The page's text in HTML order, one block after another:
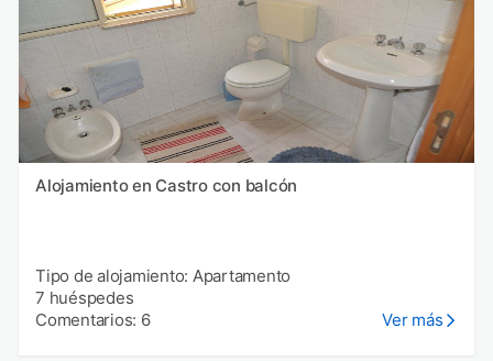
Alojamiento en Castro con balcón
Tipo de alojamiento: Apartamento
7 huéspedes
Comentarios: 6
Ver más